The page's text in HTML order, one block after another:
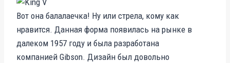
Вот она балалаечка! Ну или стрела, кому как
нравится. Данная форма появилась на рынке в
далеком 1957 году и была разработана
компанией Gibson. Дизайн был довольно